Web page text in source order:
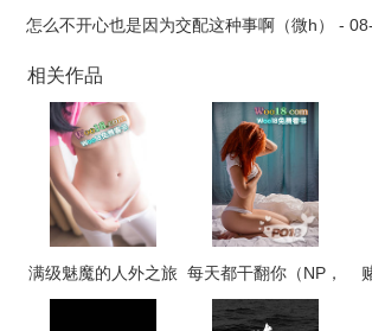
怎么不开心也是因为交配这种事啊（微h） -
相关作品
满级魅魔的人外之旅 每天都干翻你（NP，
高H）